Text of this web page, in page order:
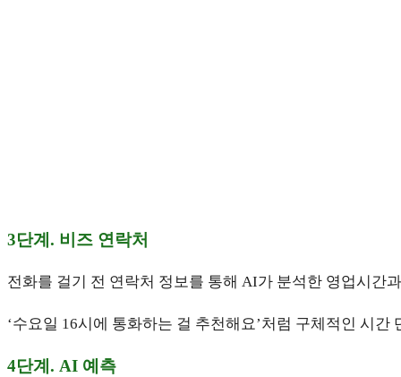
3단계. 비즈 연락처
전화를 걸기 전 연락처 정보를 통해 AI가 분석한 영업시간
‘수요일 16시에 통화하는 걸 추천해요’처럼 구체적인 시
4단계. AI 예측